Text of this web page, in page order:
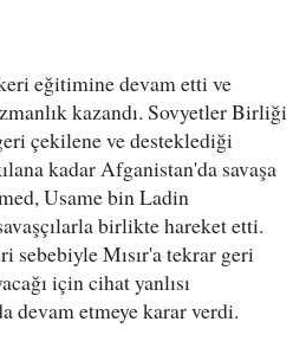
eğitimine devam etti ve
kazandı. Sovyetler Birliği
çekilene ve desteklediği
kadar Afganistan'da savaşa
Usame bin Ladin
birlikte hareket etti.
sebebiyle Mısır'a tekrar geri
için cihat yanlısı
devam etmeye karar verdi.